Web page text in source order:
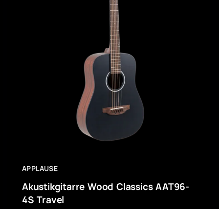
APPLAUSE
Akustikgitarre Wood Classics AAT96-
4S Travel